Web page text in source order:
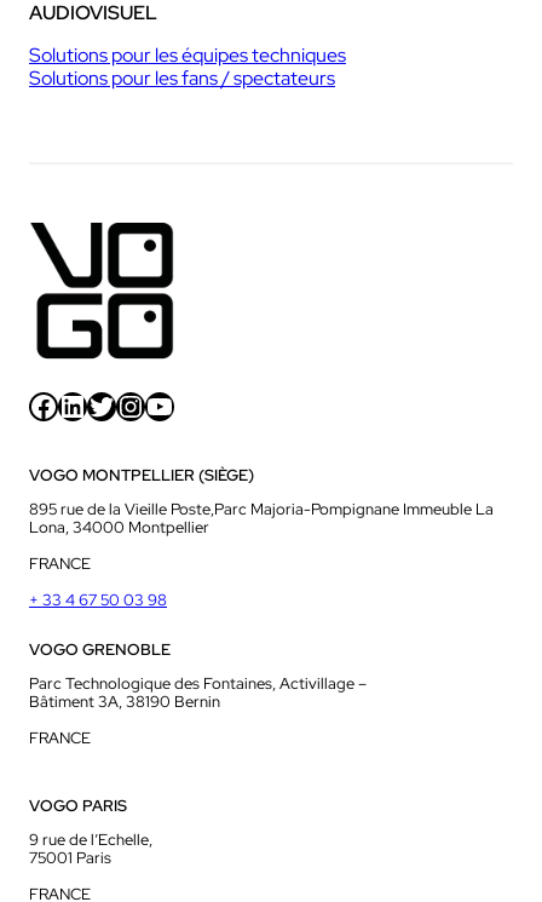
AUDIOVISUEL
Solutions pour les équipes techniques
Solutions pour les fans / spectateurs
Facebook LinkedIn Twitter InstagramYouTube
VOGO MONTPELLIER (SIÈGE)
895 rue de la Vieille Poste,Parc Majoria-Pompignane Immeuble La
Lona, 34000 Montpellier
FRANCE
+ 33 4 67 50 03 98
VOGO GRENOBLE
Parc Technologique des Fontaines, Activillage –
Bâtiment 3A, 38190 Bernin
FRANCE
VOGO PARIS
9 rue de l’Echelle,
75001 Paris
FRANCE